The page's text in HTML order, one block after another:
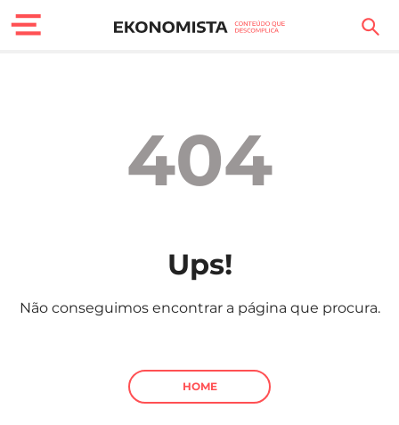
Carreira
Sociedade
Negócios
404
Ups!
Não conseguimos encontrar a página que procura.
HOME